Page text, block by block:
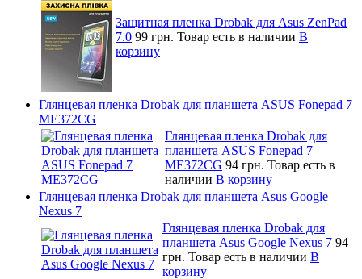
Защитная пленка Drobak для Asus ZenPad
7.0 99 грн. Товар есть в наличии В
корзину
Глянцевая пленка Drobak для планшета ASUS Fonepad 7
ME372CG
Глянцевая пленка Drobak для
планшета ASUS Fonepad 7
ME372CG 94 грн. Товар есть в
наличии В корзину
Глянцевая пленка Drobak для планшета Asus Google
Nexus 7
Глянцевая пленка Drobak для
планшета Asus Google Nexus 7 94
грн. Товар есть в наличии В
корзину